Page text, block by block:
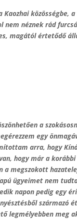
közösségbe,
néznek rád
magától értetődő
a
egy
arra, hogy
hogy már a
a megszokott
ügyeimet nem
napon pedig egy
származó
legmélyebben meg